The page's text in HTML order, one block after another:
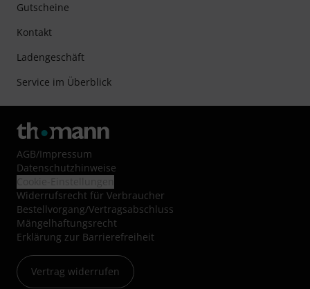
Gutscheine
Kontakt
Ladengeschäft
Service im Überblick
AGB/Impressum
Datenschutzhinweise
Widerrufsrecht für Verbraucher
Bestellvorgang/Vertragsabschluss
Mängelhaftungsrecht
Erklärung zur Barrierefreiheit
Vertrag widerrufen